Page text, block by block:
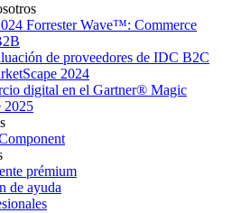
Forrester Wave™: Commerce
de proveedores de IDC B2C
2024
digital en el Gartner® Magic
2025
prémium
de ayuda